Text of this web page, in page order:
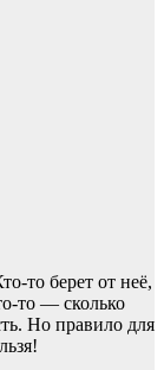
то берет oт неё,
то — сколько
Но прaвило для